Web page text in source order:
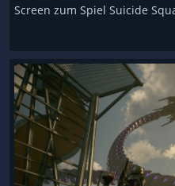
Screen zum Spiel Suicide